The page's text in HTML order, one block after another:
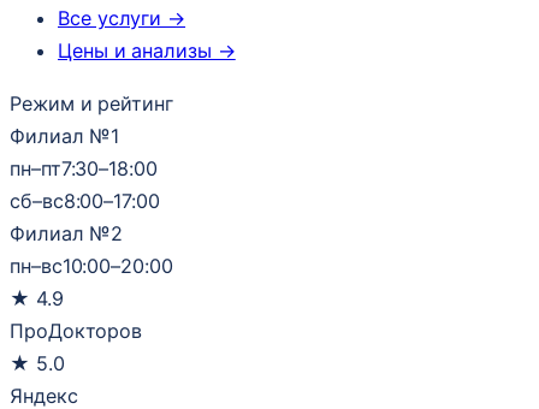
Все услуги →
Цены и анализы →
Режим и рейтинг
Филиал №1
пн–пт7:30–18:00
сб–вс8:00–17:00
Филиал №2
пн–вс10:00–20:00
★ 4.9
ПроДокторов
★ 5.0
Яндекс